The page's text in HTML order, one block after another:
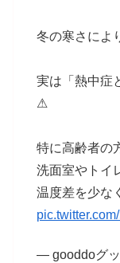
冬の寒さによ
実は「熱中症
⚠
特に高齢者の
洗面室やトイ
温度差を少な
— gooddoグ